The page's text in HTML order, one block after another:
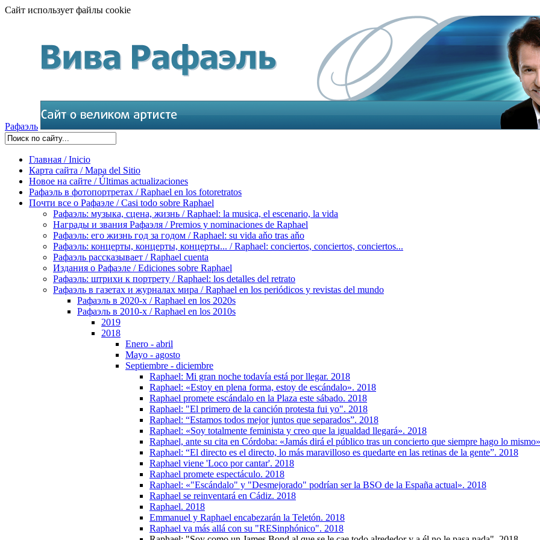
Сайт использует файлы cookie
Рафаэль
Главная / Inicio
Карта сайта / Mapa del Sitio
Новое на сайте / Últimas actualizaciones
Рафаэль в фотопортретах / Raphael en los fotoretratos
Почти все о Рафаэле / Casi todo sobre Raphael
Рафаэль: музыка, сцена, жизнь / Raphael: la musica, el escenario, la vida
Награды и звания Рафаэля / Premios y nominaciones de Raphael
Рафаэль: его жизнь год за годом / Raphael: su vida aňo tras aňo
Рафаэль: концерты, концерты, концерты... / Raphael: conciertos, сonciertos, сonciertos...
Рафаэль рассказывает / Raphael cuenta
Издания о Рафаэле / Ediciones sobre Raphael
Рафаэль: штрихи к портрету / Raphael: los detalles del retrato
Рафаэль в газетах и журналах мира / Raphael en los periódicos y revistas del mundo
Рафаэль в 2020-х / Raphael en los 2020s
Рафаэль в 2010-х / Raphael en los 2010s
2019
2018
Enero - abril
Mayo - agosto
Septiembre - diciembre
Raphael: Mi gran noche todavía está por llegar. 2018
Raphael: «Estoy en plena forma, estoy de escándalo». 2018
Raphael promete escándalo en la Plaza este sábado. 2018
Raphael: "El primero de la canción protesta fui yo". 2018
Raphael: “Estamos todos mejor juntos que separados”. 2018
Raphael: «Soy totalmente feminista y creo que la igualdad llegará». 2018
Raphael, ante su cita en Córdoba: «Jamás dirá el público tras un concierto que siempre hago lo
Raphael: “El directo es el directo, lo más maravilloso es quedarte en las retinas de la gente”. 2018
Raphael viene 'Loco por cantar'. 2018
Raphael promete espectáculo. 2018
Raphael: «"Escándalo" y "Desmejorado" podrían ser la BSO de la España actual». 2018
Raphael se reinventará en Cádiz. 2018
Raphael. 2018
Emmanuel y Raphael encabezarán la Teletón. 2018
Raphael va más allá con su "RESinphónico". 2018